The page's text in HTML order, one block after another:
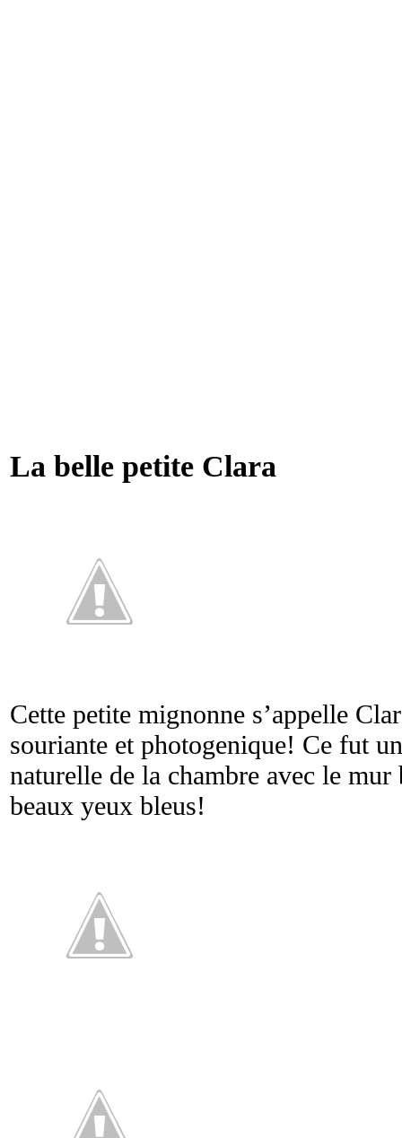
La belle petite Clara
Cette petite mignonne s’appelle
souriante et photogenique! Ce fut
naturelle de la chambre avec le
beaux yeux bleus!